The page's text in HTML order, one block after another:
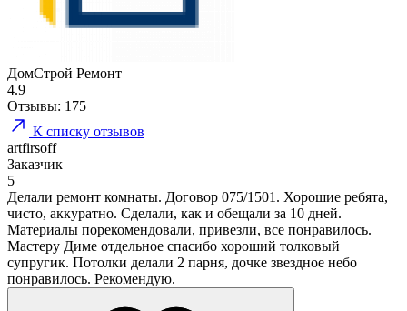
ДомCтрой Ремонт
4.9
Отзывы: 175
К списку отзывов
artfirsoff
Заказчик
5
Делали ремонт комнаты. Договор 075/1501. Хорошие ребята,
чисто, аккуратно. Сделали, как и обещали за 10 дней.
Материалы порекомендовали, привезли, все понравилось.
Мастеру Диме отдельное спасибо хороший толковый
супругик. Потолки делали 2 парня, дочке звездное небо
понравилось. Рекомендую.